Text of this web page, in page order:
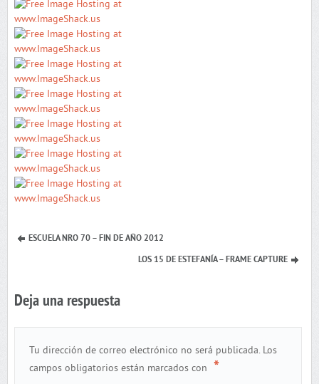
ESCUELA NRO 70 – FIN DE AÑO 2012
LOS 15 DE ESTEFANÍA – FRAME CAPTURE
Deja una respuesta
Tu dirección de correo electrónico no será publicada. Los
campos obligatorios están marcados con *